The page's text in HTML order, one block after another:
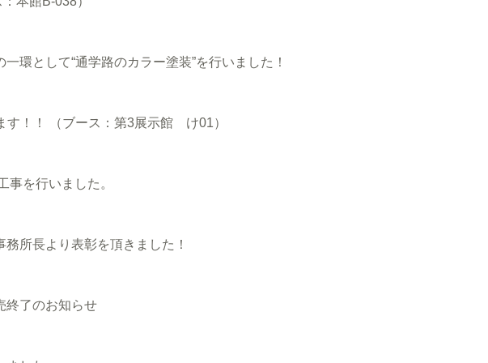
環として“通学路のカラー塗装”を行いました！
す！！ （ブース：第3展示館 け01）
事を行いました。
所長より表彰を頂きました！
終了のお知らせ